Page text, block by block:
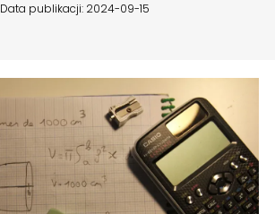
Data publikacji: 2024-09-15